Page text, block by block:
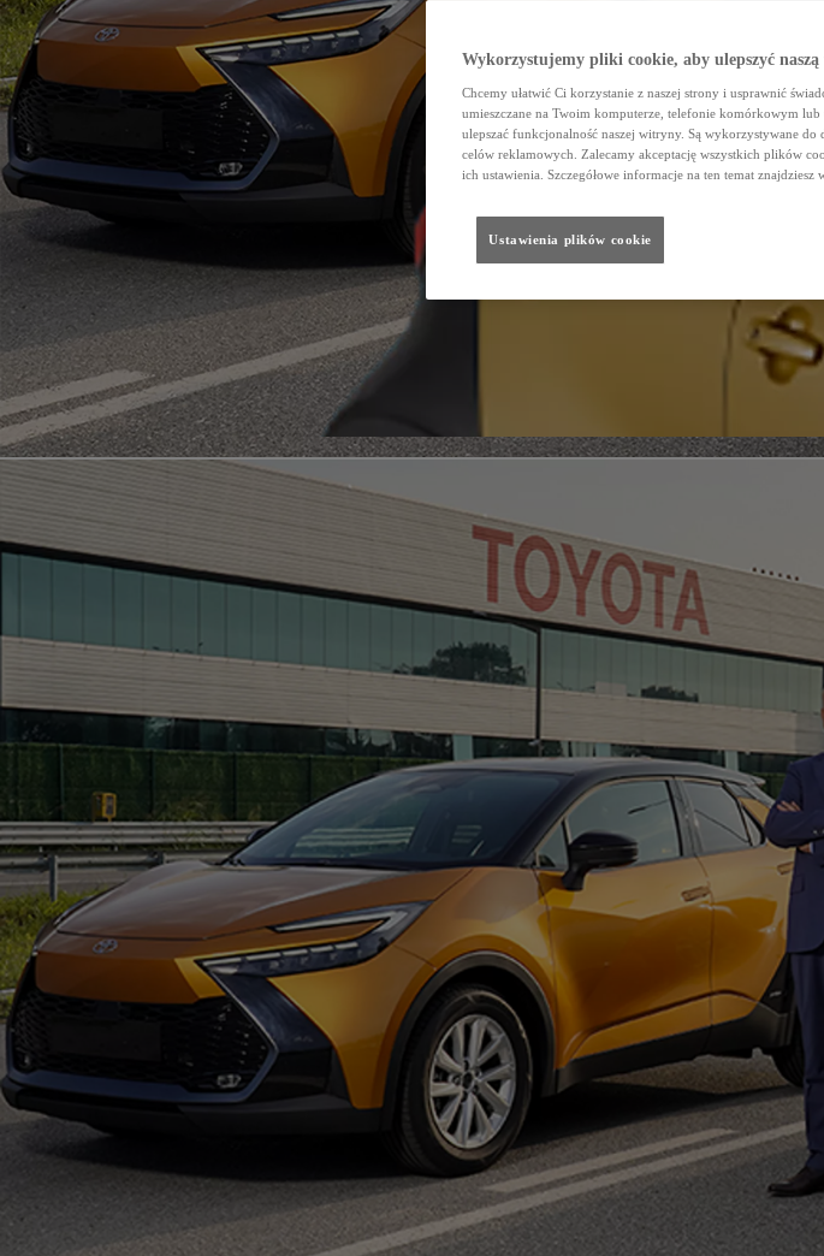
Wykorzystujemy pliki cookie, aby ulepszyć
Chcemy ułatwić Ci korzystanie z naszej strony i usprawnić
umieszczane na Twoim komputerze, telefonie komórkowym
ulepszać funkcjonalność naszej witryny. Są wykorzystywane do
celów reklamowych. Zalecamy akceptację wszystkich plików
ich ustawienia. Szczegółowe informacje na ten temat znajdziesz
Ustawienia plików cookie